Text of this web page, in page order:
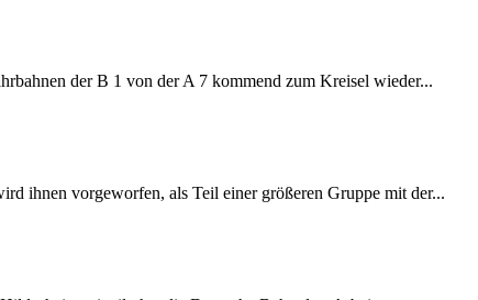
der B 1 von der A 7 kommend zum Kreisel wieder...
ihnen vorgeworfen, als Teil einer größeren Gruppe mit der...